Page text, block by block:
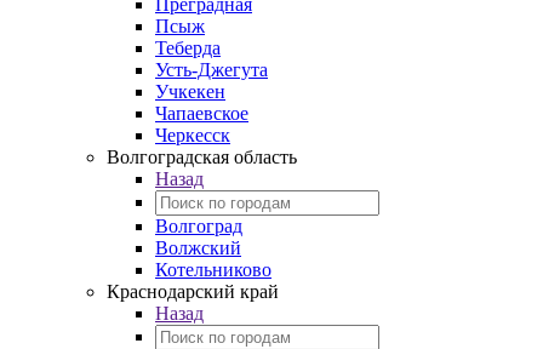
Преградная
Псыж
Теберда
Усть-Джегута
Учкекен
Чапаевское
Черкесск
Волгоградская область
Назад
Волгоград
Волжский
Котельниково
Краснодарский край
Назад